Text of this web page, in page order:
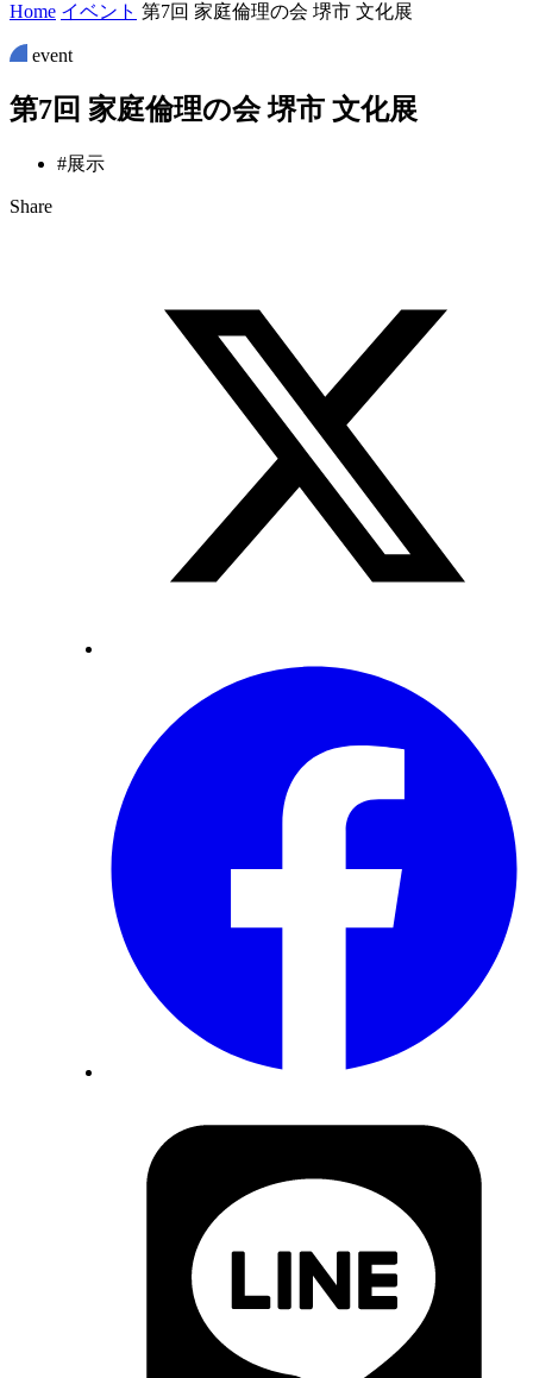
Home イベント 第7回 家庭倫理の会 堺市 文化展
event
第7回 家庭倫理の会 堺市 文化展
#展示
Share